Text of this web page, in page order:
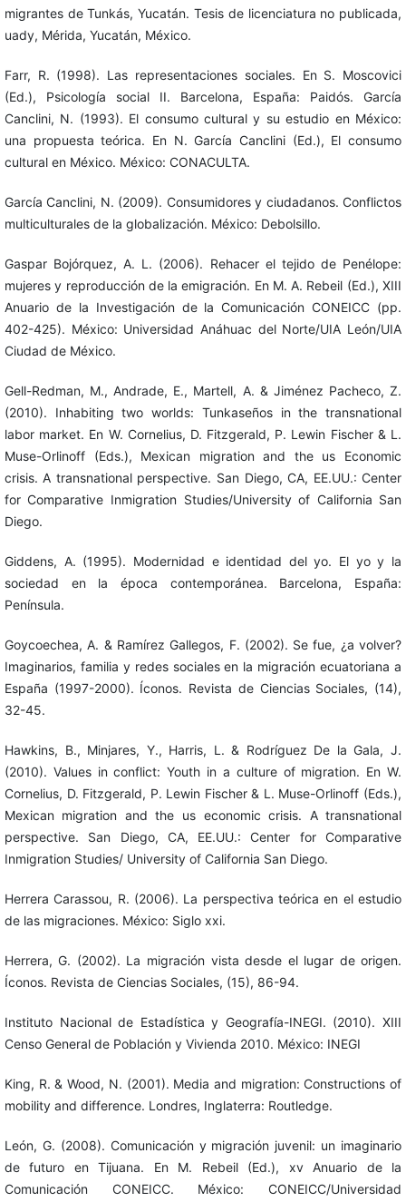
migrantes de Tunkás, Yucatán. Tesis de licenciatura no publicada,
uady, Mérida, Yucatán, México.
Farr, R. (1998). Las representaciones sociales. En S. Moscovici
(Ed.), Psicología social II. Barcelona, España: Paidós. García
Canclini, N. (1993). El consumo cultural y su estudio en México:
una propuesta teórica. En N. García Canclini (Ed.), El consumo
cultural en México. México: CONACULTA.
García Canclini, N. (2009). Consumidores y ciudadanos. Conflictos
multiculturales de la globalización. México: Debolsillo.
Gaspar Bojórquez, A. L. (2006). Rehacer el tejido de Penélope:
mujeres y reproducción de la emigración. En M. A. Rebeil (Ed.), XIII
Anuario de la Investigación de la Comunicación CONEICC (pp.
402-425). México: Universidad Anáhuac del Norte/UIA León/UIA
Ciudad de México.
Gell-Redman, M., Andrade, E., Martell, A. & Jiménez Pacheco, Z.
(2010). Inhabiting two worlds: Tunkaseños in the transnational
labor market. En W. Cornelius, D. Fitzgerald, P. Lewin Fischer & L.
Muse-Orlinoff (Eds.), Mexican migration and the us Economic
crisis. A transnational perspective. San Diego, CA, EE.UU.: Center
for Comparative Inmigration Studies/University of California San
Diego.
Giddens, A. (1995). Modernidad e identidad del yo. El yo y la
sociedad en la época contemporánea. Barcelona, España:
Península.
Goycoechea, A. & Ramírez Gallegos, F. (2002). Se fue, ¿a volver?
Imaginarios, familia y redes sociales en la migración ecuatoriana a
España (1997-2000). Íconos. Revista de Ciencias Sociales, (14),
32-45.
Hawkins, B., Minjares, Y., Harris, L. & Rodríguez De la Gala, J.
(2010). Values in conflict: Youth in a culture of migration. En W.
Cornelius, D. Fitzgerald, P. Lewin Fischer & L. Muse-Orlinoff (Eds.),
Mexican migration and the us economic crisis. A transnational
perspective. San Diego, CA, EE.UU.: Center for Comparative
Inmigration Studies/ University of California San Diego.
Herrera Carassou, R. (2006). La perspectiva teórica en el estudio
de las migraciones. México: Siglo xxi.
Herrera, G. (2002). La migración vista desde el lugar de origen.
Íconos. Revista de Ciencias Sociales, (15), 86-94.
Instituto Nacional de Estadística y Geografía-INEGI. (2010). XIII
Censo General de Población y Vivienda 2010. México: INEGI
King, R. & Wood, N. (2001). Media and migration: Constructions of
mobility and difference. Londres, Inglaterra: Routledge.
León, G. (2008). Comunicación y migración juvenil: un imaginario
de futuro en Tijuana. En M. Rebeil (Ed.), xv Anuario de la
Comunicación CONEICC. México: CONEICC/Universidad